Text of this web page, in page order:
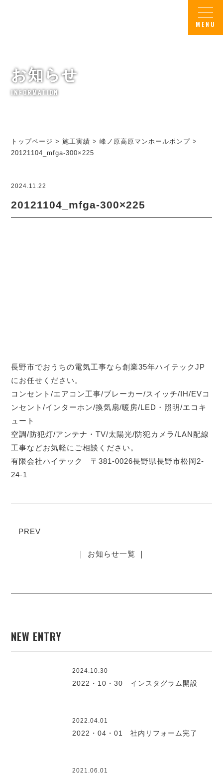
お知らせ
INFORMATION
トップページ >施工実績 >峰ノ原高原マンホールポンプ >
20121104_mfga-300×225
2024.11.22
20121104_mfga-300×225
長野市でおうちの電気工事なら創業35年ハイテックJP
にお任せください。
コンセント/エアコン工事/ブレーカー/スイッチ/IH/EVコ
ンセント/インターホン/換気扇/暖房/LED・照明/エコキ
ュート
空調/防犯灯/アンテナ・TV/太陽光/防犯カメラ/LAN配線
工事などお気軽にご相談ください。
有限会社ハイテック 〒381-0026長野県長野市松岡2-
24-1
PREV
｜ お知らせ一覧 ｜
NEW ENTRY
2024.10.30
2022・10・30 インスタグラム開設
2022.04.01
2022・04・01 社内リフォーム完了
2021.06.01